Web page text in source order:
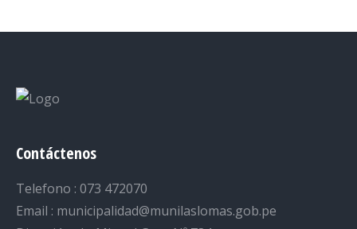
Contáctenos
Telefono : 073 472070
Email : municipalidad@munilaslomas.gob.pe